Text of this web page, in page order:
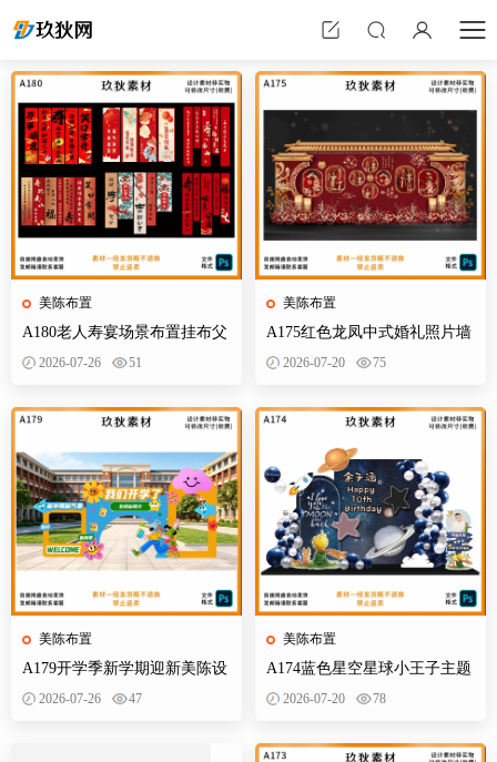
美陈布置
A180老人寿宴场景布置挂布父
母生日装饰寿星60岁帆布条酒
2026-07-26 51
美陈布置
A179开学季新学期迎新美陈设
计素材校园活动布置KT板背景
2026-07-26 47
美陈布置
A175红色龙凤中式婚礼照片墙
婚庆迎宾区背景布置效果图KT
2026-07-20 75
美陈布置
A174蓝色星空星球小王子主题
宝宝宴百天十岁生日舞台设计
2026-07-20 78